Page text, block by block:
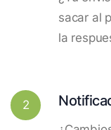
sacar al
la
2